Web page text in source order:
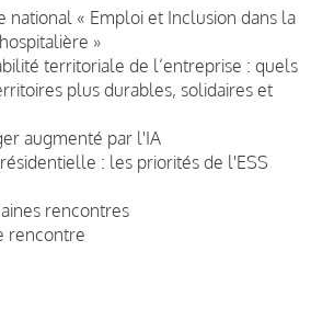
national « Emploi et Inclusion dans la
»
territoriale de l’entreprise : quels
plus durables, solidaires et
augmenté par l'IA
: les priorités de l'ESS
rencontres
rencontre